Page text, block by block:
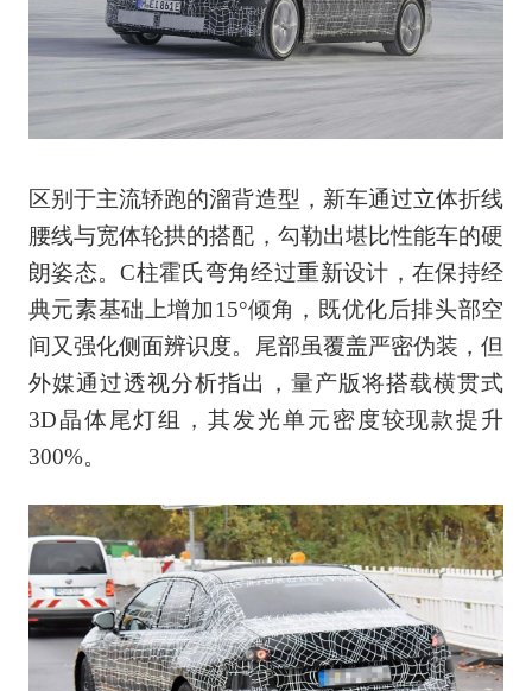
区别于主流轿跑的溜背造型，新车通过立体折线
腰线与宽体轮拱的搭配，勾勒出堪比性能车的硬
朗姿态。C柱霍氏弯角经过重新设计，在保持经
典元素基础上增加15°倾角，既优化后排头部空
间又强化侧面辨识度。尾部虽覆盖严密伪装，但
外媒通过透视分析指出，量产版将搭载横贯式
3D晶体尾灯组，其发光单元密度较现款提升
300%。